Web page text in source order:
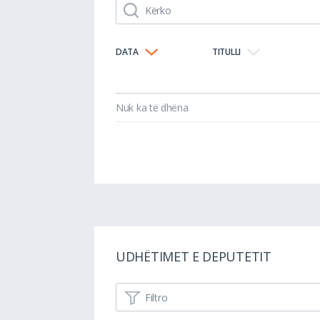
DATA TITULLI
Nuk ka të dhëna
UDHËTIMET E DEPUTETIT
Filtro